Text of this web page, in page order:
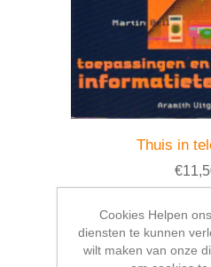
Thuis in
Cookies Helpen
diensten te kunnen
wilt maken van onze